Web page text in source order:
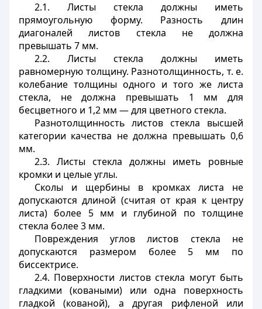
2.1. Листы стекла должны иметь
прямоугольную форму. Разность длин
диагоналей листов стекла не должна
превышать 7 мм.
2.2. Листы стекла должны иметь
равномерную толщину. Разнотолщинность, т. е.
колебание толщины одного и того же листа
стекла, не должна превышать 1 мм для
бесцветного и 1,2 мм — для цветного стекла.
Разнотолщинность листов стекла высшей
категории качества не должна превышать 0,6
мм.
2.3. Листы стекла должны иметь ровные
кромки и целые углы.
Сколы и щербины в кромках листа не
допускаются длиной (считая от края к центру
листа) более 5 мм и глубиной по толщине
стекла более 3 мм.
Повреждения углов листов стекла не
допускаются размером более 5 мм по
биссектрисе.
2.4. Поверхности листов стекла могут быть
гладкими (коваными) или одна поверхность
гладкой (кованой), а другая рифленой или